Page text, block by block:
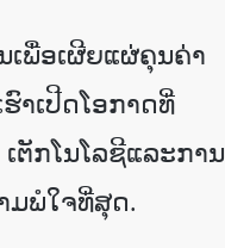
ເພື່ອເຜີຍແຜ່ຄຸນຄ່າ
າເປີດໂອກາດທີ່
ເຕັກໂນໂລຊີແລະການ
ມພໍໃຈທີ່ສຸດ.